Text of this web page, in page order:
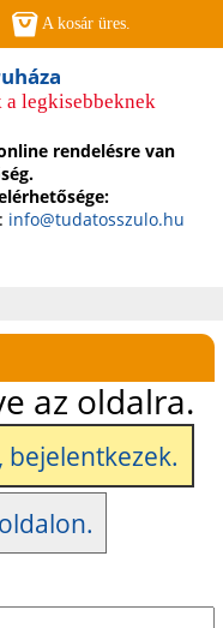
legkisebbeknek
rendelésre van
info@tudatosszulo.hu
az oldalra.
A kosár üres.